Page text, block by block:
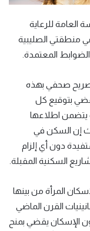
العامة للرعاية
قرعة لتوزيع 205 بيوت في منطقتي الصليبية
المعتمدة.
صحفي بهذه
بتوقيع كل
يتضمن اطلاعها
إن السكن في
دون أي إلزام
السكنية المقبلة.
10 آلاف طلب لإسكان المرأة من بينها
القرن الماضي
الإسكان يقضي بمنح